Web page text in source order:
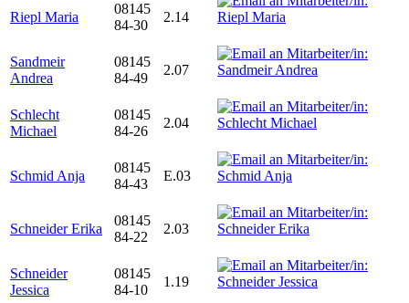
Riepl Maria
08145
84-30
2.14
Sandmeir
Andrea
08145
84-49
2.07
Schlecht
Michael
08145
84-26
2.04
Schmid Anja
08145
84-43
E.03
Schneider Erika
08145
84-22
2.03
Schneider
Jessica
08145
84-10
1.19